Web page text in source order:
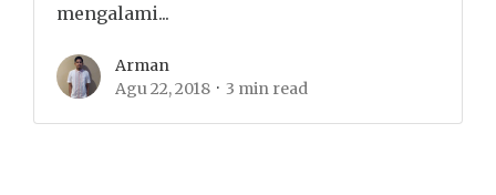
mengalami...
Arman
Agu 22, 2018
3 min read